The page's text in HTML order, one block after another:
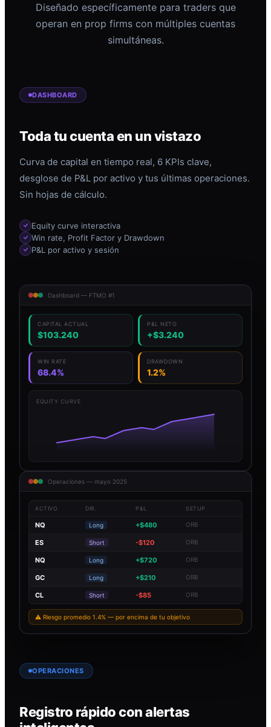
Diseñado específicamente para traders que
operan en prop firms con múltiples cuentas
simultáneas.
DASHBOARD
Toda tu cuenta en un vistazo
Curva de capital en tiempo real, 6 KPIs clave,
desglose de P&L por activo y tus últimas operaciones.
Sin hojas de cálculo.
Equity curve interactiva
Win rate, Profit Factor y Drawdown
P&L por activo y sesión
Dashboard — FTMO #1
CAPITAL ACTUAL
$103.240
P&L NETO
+$3.240
WIN RATE
68.4%
DRAWDOWN
1.2%
EQUITY CURVE
Operaciones — mayo 2025
ACTIVO DIR. P&L SETUP
NQ Long +$480 ORB
ES Short -$120 ORB
NQ Long +$720 ORB
GC Long +$210 ORB
CL Short -$85 ORB
⚠ Riesgo promedio 1.4% — por encima de tu objetivo
OPERACIONES
Registro rápido con alertas